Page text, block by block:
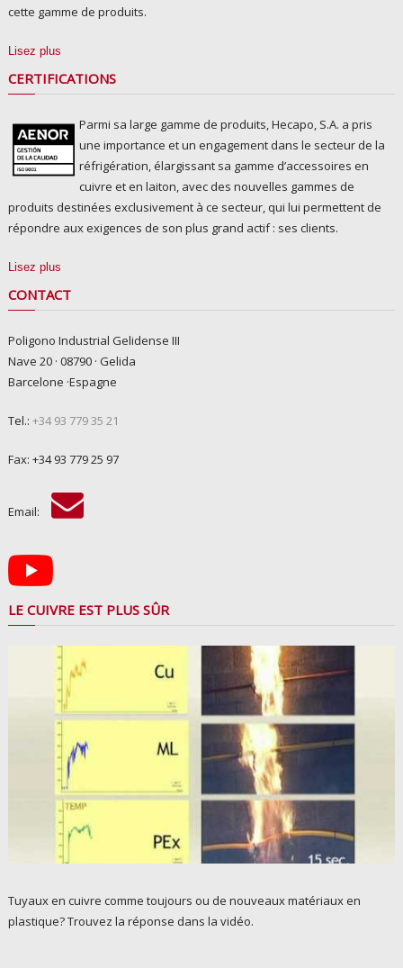
cette gamme de produits.
Lisez plus
CERTIFICATIONS
Parmi sa large gamme de produits, Hecapo, S.A. a pris
une importance et un engagement dans le secteur de la
réfrigération, élargissant sa gamme d’accessoires en
cuivre et en laiton, avec des nouvelles gammes de
produits destinées exclusivement à ce secteur, qui lui permettent de
répondre aux exigences de son plus grand actif : ses clients.
Lisez plus
CONTACT
Poligono Industrial Gelidense III
Nave 20 · 08790 · Gelida
Barcelone ·Espagne
Tel.: +34 93 779 35 21
Fax: +34 93 779 25 97
Email:
LE CUIVRE EST PLUS SÛR
Tuyaux en cuivre comme toujours ou de nouveaux matériaux en
plastique? Trouvez la réponse dans la vidéo.